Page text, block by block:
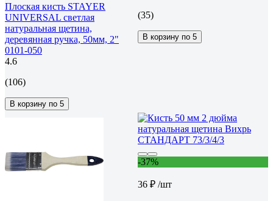
Плоская кисть STAYER
UNIVERSAL светлая
натуральная щетина,
деревянная ручка, 50мм, 2"
0101-050
4.6
(106)
В корзину по 5
(35)
В корзину по 5
-37%
36 ₽ /шт